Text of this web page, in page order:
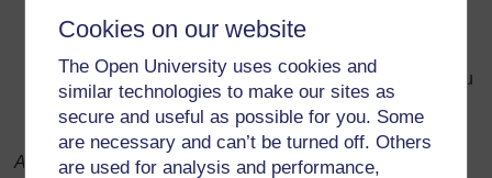
Cookies on our website
The Open University uses cookies and
similar technologies to make our sites as
secure and useful as possible for you. Some
are necessary and can’t be turned off. Others
are used for analysis and performance,
Cette histoire s'appellehippopotame chaud.
hippopotame qui essaie de se protéger des rayons du
soleil sous les feuilles de palmiers). D'après vous de
quoi parle l'histoire ?
Adapté de : Dixie Elementary Magnet School, Website